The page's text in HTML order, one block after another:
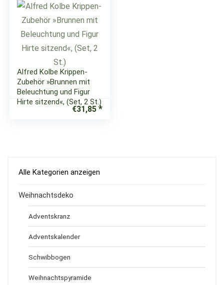
Alfred Kolbe Krippen-
Zubehör »Brunnen mit
Beleuchtung und Figur
Hirte sitzend«, (Set, 2 St.)
€31,85
Alle Kategorien anzeigen
Weihnachtsdeko
Adventskranz
Adventskalender
Schwibbogen
Weihnachtspyramide